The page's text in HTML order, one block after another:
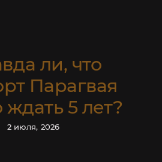
ли, что
Парагвая
5 лет?
2 июля, 2026